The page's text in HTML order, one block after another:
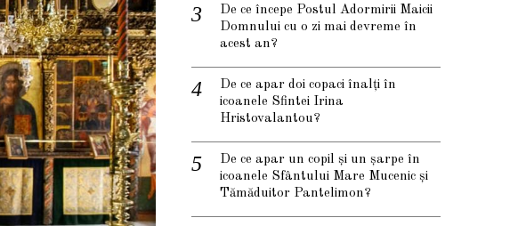
De ce începe Postul Adormirii Maicii
Domnului cu o zi mai devreme în
acest an?
De ce apar doi copaci înalți în
icoanele Sfintei Irina
Hristovalantou?
De ce apar un copil și un șarpe în
icoanele Sfântului Mare Mucenic și
Tămăduitor Pantelimon?